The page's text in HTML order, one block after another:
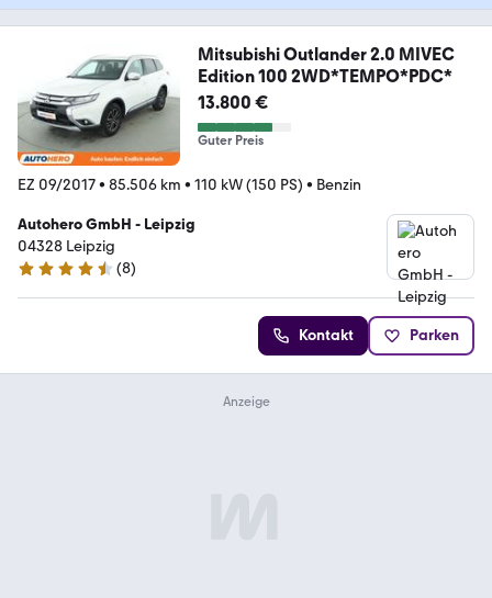
Mitsubishi Outlander 2.0 MIVEC
Edition 100 2WD*TEMPO*PDC*
13.800 €
Guter Preis
EZ 09/2017• 85.506 km • 110 kW (150 PS) • Benzin
Autohero GmbH - Leipzig
04328 Leipzig
4.3 Sterne
(8)
Kontakt Parken